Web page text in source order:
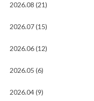
2026.08 (21)
2026.07 (15)
2026.06 (12)
2026.05 (6)
2026.04 (9)